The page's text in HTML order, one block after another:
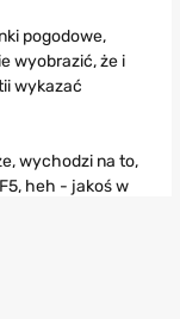
pogodowe,
wyobrazić, że i
wykazać
wychodzi na to,
heh - jakoś w